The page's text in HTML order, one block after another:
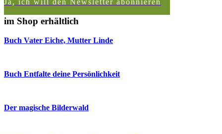
Ja, ich will den Newsletter abonnieren
im Shop erhältlich
Buch Vater Eiche, Mutter Linde
Buch Entfalte deine Persönlichkeit
Der magische Bilderwald